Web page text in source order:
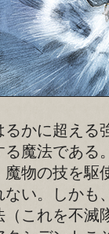
かに超える
る魔法である
物の技を駆
い。しかも
これを不滅